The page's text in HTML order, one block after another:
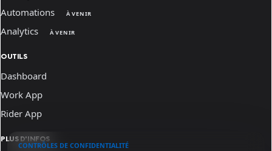
Automations
À VENIR
Analytics À VENIR
OUTILS
Dashboard
Work App
Rider App
PLUS D'INFOS
CONTRÔLES DE CONFIDENTIALITÉ